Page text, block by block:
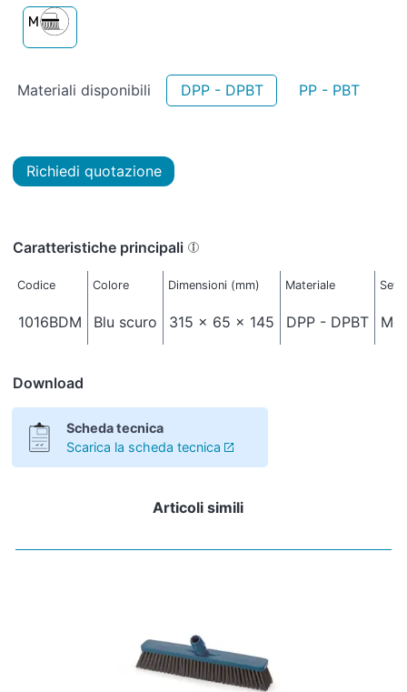
Materiali disponibili DPP - DPBT PP - PBT
Richiedi quotazione
Caratteristiche principali
Codice Colore Dimensioni (mm) Materiale
1016BDM Blu scuro 315 x 65 x 145 DPP - DPBT
Download
Scheda tecnica
Scarica la scheda tecnica
Articoli simili